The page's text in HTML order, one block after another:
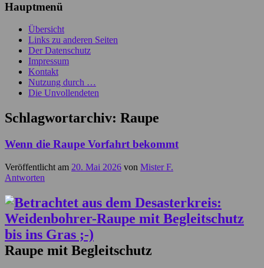
Hauptmenü
Übersicht
Links zu anderen Seiten
Der Datenschutz
Impressum
Kontakt
Nutzung durch …
Die Unvollendeten
Schlagwortarchiv: Raupe
Wenn die Raupe Vorfahrt bekommt
Veröffentlicht am 20. Mai 2026 von Mister F.
Antworten
Raupe mit Begleitschutz